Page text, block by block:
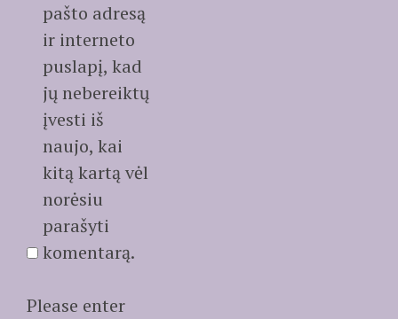
pašto adresą
ir interneto
puslapį, kad
jų nebereiktų
įvesti iš
naujo, kai
kitą kartą vėl
norėsiu
parašyti
komentarą.
Please enter